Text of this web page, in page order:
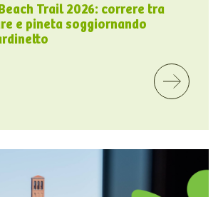
Trail 2026: correre tra
e pineta soggiornando